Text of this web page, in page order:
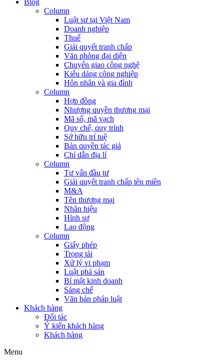
Blog
Column
Luật sư tại Việt Nam
Doanh nghiệp
Thuế
Giải quyết tranh chấp
Văn phòng đại diện
Chuyển giao công nghệ
Kiểu dáng công nghiệp
Hôn nhân và gia đình
Column
Hợp đồng
Nhượng quyền thương mại
Mã số, mã vạch
Quy chế, quy trình
Sở hữu trí tuệ
Bản quyền tác giả
Chỉ dẫn địa lí
Column
Tư vấn đầu tư
Giải quyết tranh chấp tên miền
M&A
Tên thương mại
Nhãn hiệu
Hình sự
Lao động
Column
Giấy phép
Trọng tài
Xử lý vi phạm
Luật phá sản
Bí mật kinh doanh
Sáng chế
Văn bản pháp luật
Khách hàng
Đối tác
Ý kiến khách hàng
Khách hàng
Menu